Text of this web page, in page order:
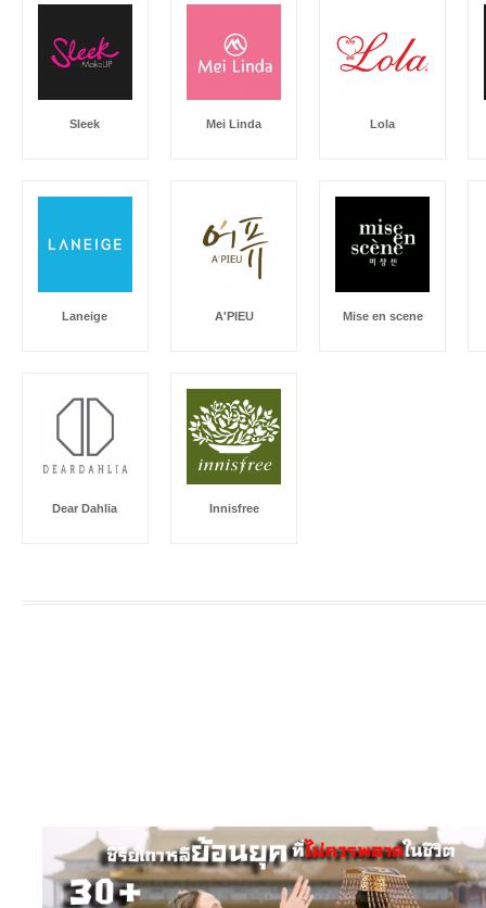
Sleek Mei Linda Lola
Laneige A'PIEU Mise en scene
Dear Dahlia Innisfree